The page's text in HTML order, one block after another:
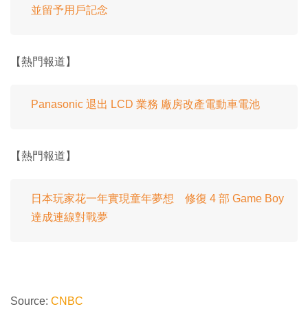
並留予用戶記念
【熱門報道】
Panasonic 退出 LCD 業務 廠房改產電動車電池
【熱門報道】
日本玩家花一年實現童年夢想 修復 4 部 Game Boy
達成連線對戰夢
Source: CNBC